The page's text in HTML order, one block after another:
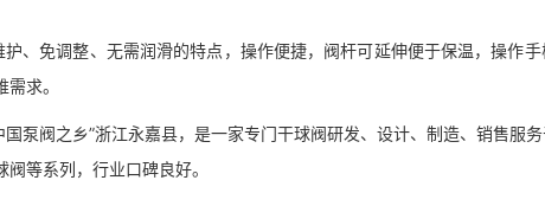
免调整、无需润滑的特点，操作便捷，阀杆可延伸便于保温，操作手
求。
阀之乡”浙江永嘉县，是一家专门干球阀研发、设计、制造、销售服
等系列，行业口碑良好。